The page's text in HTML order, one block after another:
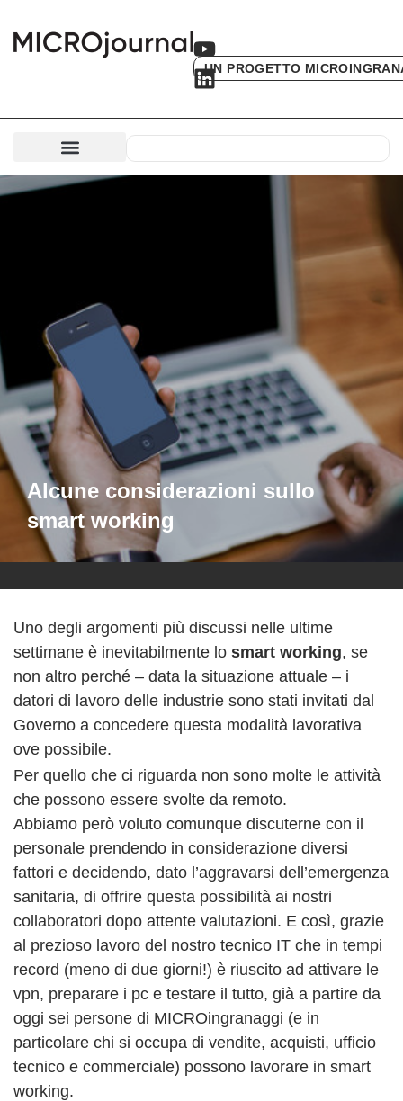
UN PROGETTO
Alcune considerazioni sullo
smart working
Uno degli argomenti più discussi nelle ultime
settimane è inevitabilmente lo smart working, se
non altro perché – data la situazione attuale – i
datori di lavoro delle industrie sono stati invitati dal
Governo a concedere questa modalità lavorativa
ove possibile.
Per quello che ci riguarda non sono molte le attività
che possono essere svolte da remoto.
Abbiamo però voluto comunque discuterne con il
personale prendendo in considerazione diversi
fattori e decidendo, dato l’aggravarsi dell’emergenza
sanitaria, di offrire questa possibilità ai nostri
collaboratori dopo attente valutazioni. E così, grazie
al prezioso lavoro del nostro tecnico IT che in tempi
record (meno di due giorni!) è riuscito ad attivare le
vpn, preparare i pc e testare il tutto, già a partire da
oggi sei persone di MICROingranaggi (e in
particolare chi si occupa di vendite, acquisti, ufficio
tecnico e commerciale) possono lavorare in smart
working.